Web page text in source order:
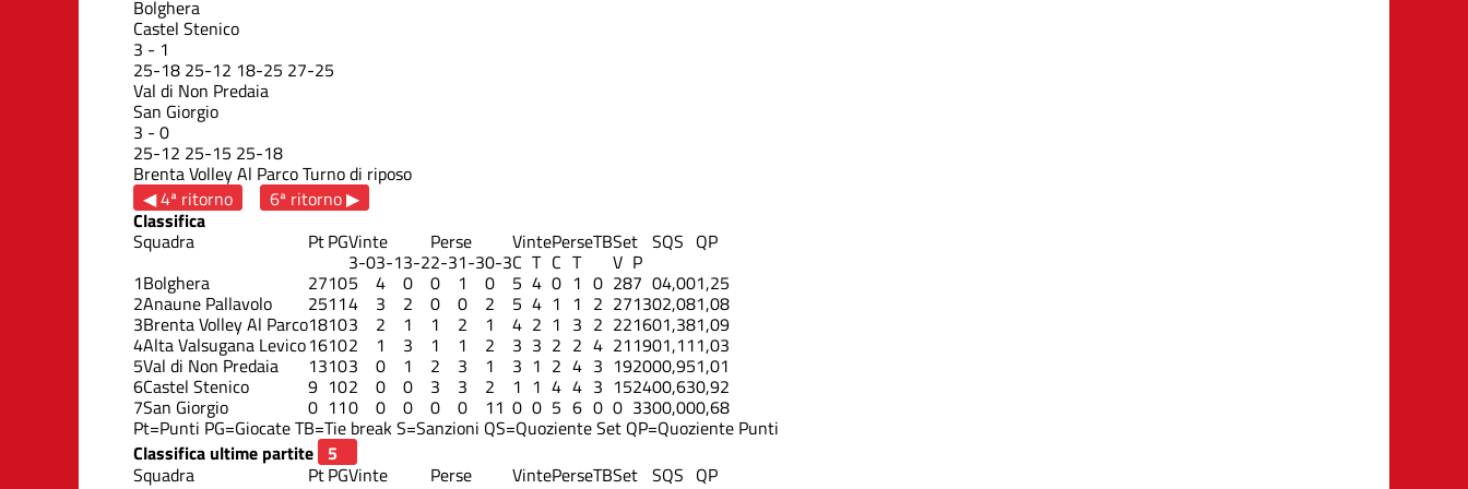
Bolghera
Castel Stenico
3 - 1
25-18 25-12 18-25 27-25
Val di Non Predaia
San Giorgio
3 - 0
25-12 25-15 25-18
Brenta Volley Al ParcoTurno di riposo
◀ 4ª ritorno
6ª ritorno ▶
Classifica
Squadra PtPGVinte Perse VintePerseTBSet SQS QP
3-03-13-22-31-30-3C T C T V P
1Bolghera 27105 4 0 0 1 0 5 4 0 1 0 287 04,001,25
2Anaune Pallavolo 25114 3 2 0 0 2 5 4 1 1 2 271302,081,08
3Brenta Volley Al Parco18103 2 1 1 2 1 4 2 1 3 2 221601,381,09
4Alta Valsugana Levico16102 1 3 1 1 2 3 3 2 2 4 211901,111,03
5Val di Non Predaia 13103 0 1 2 3 1 3 1 2 4 3 192000,951,01
6Castel Stenico 9 102 0 0 3 3 2 1 1 4 4 3 152400,630,92
7San Giorgio 0 110 0 0 0 0 11 0 0 5 6 0 0 3300,000,68
Pt=Punti PG=GiocateTB=Tie breakS=Sanzioni QS=Quoziente Set QP=Quoziente Punti
Classifica ultime partite
Squadra
PtPGVinte Perse VintePerseTBSet SQS QP